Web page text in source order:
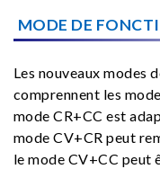
MODE DE
Les nouveaux modes
comprennent les
mode CR+CC est
mode CV+CR peut
le mode CV+CC peut